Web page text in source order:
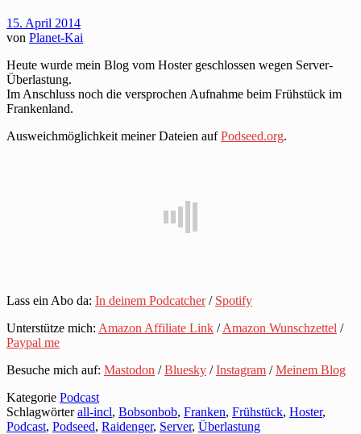
15. April 2014
von Planet-Kai
Heute wurde mein Blog vom Hoster geschlossen wegen Server-
Überlastung.
Im Anschluss noch die versprochen Aufnahme beim Frühstück im
Frankenland.
Ausweichmöglichkeit meiner Dateien aufPodseed.org.
Lass ein Abo da: In deinem Podcatcher/ Spotify
Unterstütze mich: Amazon Affiliate Link /Amazon Wunschzettel /
Paypal me
Besuche mich auf: Mastodon /Bluesky /Instagram /Meinem Blog
Kategorie Podcast
Schlagwörterall-incl, Bobsonbob, Franken, Frühstück, Hoster,
Podcast, Podseed, Raidenger, Server, Überlastung